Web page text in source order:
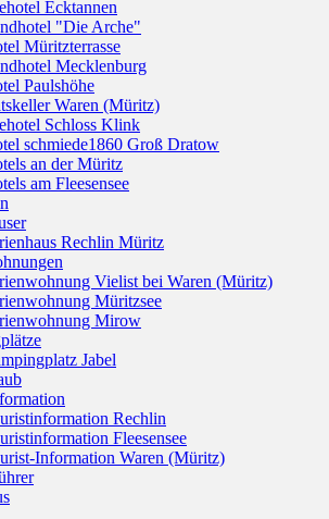
Ecktannen
"Die Arche"
Müritzterrasse
Mecklenburg
Paulshöhe
Waren (Müritz)
Schloss Klink
schmiede1860 Groß Dratow
an der Müritz
am Fleesensee
Rechlin Müritz
Vielist bei Waren (Müritz)
Müritzsee
Mirow
Jabel
Rechlin
Fleesensee
Information Waren (Müritz)